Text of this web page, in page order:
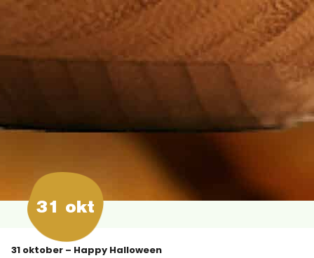
31 okt
31 oktober – Happy Halloween